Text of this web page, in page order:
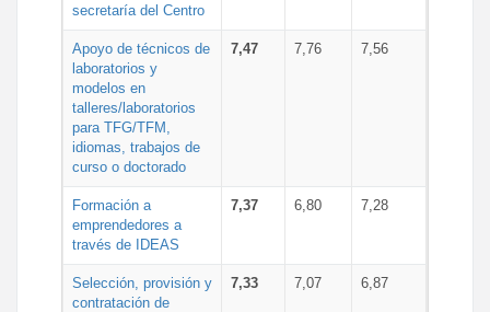
secretaría del Centro
Apoyo de técnicos de
laboratorios y
modelos en
talleres/laboratorios
para TFG/TFM,
idiomas, trabajos de
curso o doctorado
7,47 7,76 7,56
Formación a
emprendedores a
través de IDEAS
7,37 6,80 7,28
Selección, provisión y
contratación de
7,33 7,07 6,87